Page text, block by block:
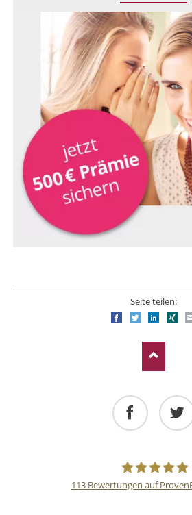
Seite teilen:
FacebookTwitter
113 Bewertungen auf